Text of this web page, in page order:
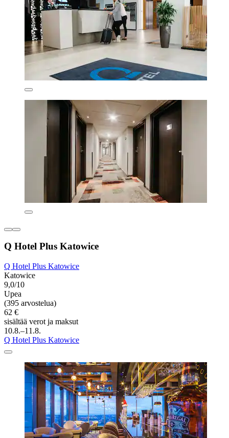
Q Hotel Plus Katowice
Q Hotel Plus Katowice
Katowice
9,0/10
Upea
(395 arvostelua)
62 €
sisältää verot ja maksut
10.8.–11.8.
Q Hotel Plus Katowice